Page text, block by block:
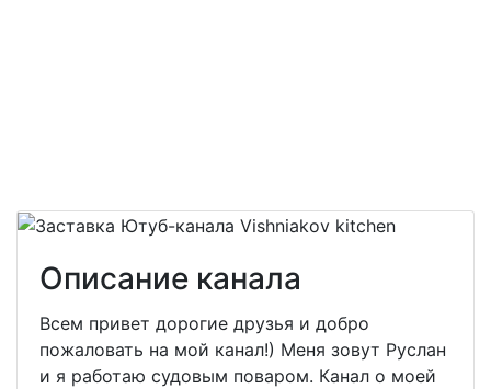
Описание канала
Всем привет дорогие друзья и добро
пожаловать на мой канал!) Меня зовут Руслан
и я работаю судовым поваром. Канал о моей